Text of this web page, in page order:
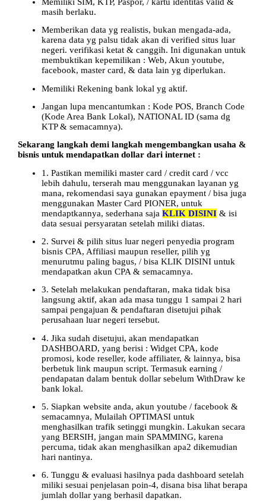
masih berlaku.
Memberikan data yg realistis, bukan mengada-ada,
karena data yg palsu tidak akan di verified situs luar
negeri. verifikasi ketat & canggih. Ini digunakan untuk
membuktikan kepemilikan : Web, Akun youtube,
facebook, master card, & data lain yg diperlukan.
Memiliki Rekening bank lokal yg aktif.
Jangan lupa mencantumkan : Kode POS, Branch Code
(Kode Area Bank Lokal), NATIONAL ID (sama dg
KTP & semacamnya).
Sekarang langkah demi langkah mengembangkan usaha &
bisnis untuk mendapatkan dollar dari internet :
1. Pastikan memiliki master card / credit card / vcc
lebih dahulu, terserah mau menggunakan layanan yg
mana, rekomendasi saya gunakan epayment / bisa juga
menggunakan Master Card PIONER, untuk
mendaptkannya, sederhana saja KLIK DISINI & isi
data sesuai persyaratan setelah miliki diatas.
2. Survei & pilih situs luar negeri penyedia program
bisnis CPA, Affiliasi maupun reseller, pilih yg
menurutmu paling bagus, / bisa KLIK DISINI untuk
mendapatkan akun CPA & semacamnya.
3. Setelah melakukan pendaftaran, maka tidak bisa
langsung aktif, akan ada masa tunggu 1 sampai 2 hari
sampai pengajuan & pendaftaran disetujui pihak
perusahaan luar negeri tersebut.
4. Jika sudah disetujui, akan mendapatkan
DASHBOARD, yang berisi : Widget CPA, kode
promosi, kode reseller, kode affiliater, & lainnya, bisa
berbetuk link maupun script. Termasuk earning /
pendapatan dalam bentuk dollar sebelum WithDraw ke
bank lokal.
5. Siapkan website anda, akun youtube / facebook &
semacamnya, Mulailah OPTIMASI untuk
menghasilkan trafik setinggi mungkin. Lakukan secara
yang BERSIH, jangan main SPAMMING, karena
percuma, tidak akan menghasilkan apa2 dikemudian
hari nantinya.
6. Tunggu & evaluasi hasilnya pada dashboard setelah
miliki sesuai penjelasan poin-4, disana bisa lihat berapa
jumlah dollar yang berhasil dapatkan.